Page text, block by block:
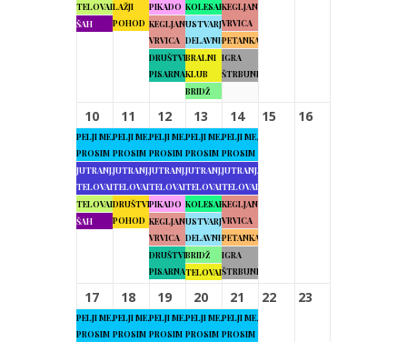
TELOVADBA
ŠAH
LAŽJI
POHOD
PIKADO
KEGLJANJE
VRVICA
DRUŠTVENA
PISARNA
KOLESARJENJE
USTVARJALNE
DELAVNICE
BRALNI
KLUB
BRIDŽ
KEGLJANJE
VRVICA
PETANKA
IGRA
ŠTRBUNK
10
PELJI ME,
PROSIM
JUTRANJA
TELOVADBA
TELOVADBA
ŠAH
11
PELJI ME,
PROSIM
JUTRANJA
TELOVADBA
DRUŠTVENI
POHOD
12
PELJI ME,
PROSIM
JUTRANJA
TELOVADBA
PIKADO
KEGLJANJE
VRVICA
DRUŠTVENA
PISARNA
13
PELJI ME,
PROSIM
JUTRANJA
TELOVADBA
KOLESARJENJE
USTVARJALNE
DELAVNICE
BRIDŽ
TELOVADBA
14
PELJI ME,
PROSIM
JUTRANJA
TELOVADBA
KEGLJANJE
VRVICA
PETANKA
IGRA
ŠTRBUNK
15 16
17
PELJI ME,
PROSIM
18
PELJI ME,
PROSIM
19
PELJI ME,
PROSIM
20
PELJI ME,
PROSIM
21
PELJI ME,
PROSIM
22 23